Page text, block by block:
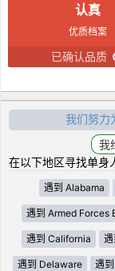
认真
优质档案
已确认品质
我们努力
在以下地区寻找单身
遇到 Alabama
遇到 Armed Forces
遇到 California
遇到 Delaware 遇